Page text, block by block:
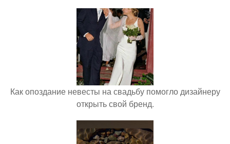
Как опоздание невесты на свадьбу помогло дизайнеру
открыть свой бренд.